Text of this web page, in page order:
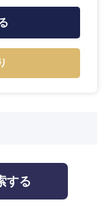
県
する